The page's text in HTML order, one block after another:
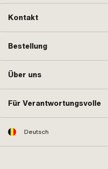
Kontakt
Bestellung
Über uns
Für Verantwortungsvolle
Deutsch